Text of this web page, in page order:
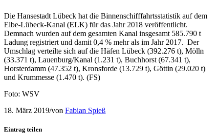
Die Hansestadt Lübeck hat die Binnenschifffahrtsstatistik auf dem
Elbe-Lübeck-Kanal (ELK) für das Jahr 2018 veröffentlicht.
Demnach wurden auf dem gesamten Kanal insgesamt 585.790 t
Ladung registriert und damit 0,4 % mehr als im Jahr 2017. Der
Umschlag verteilte sich auf die Häfen Lübeck (392.276 t), Mölln
(33.371 t), Lauenburg/Kanal (1.231 t), Buchhorst (67.341 t),
Horsterdamm (47.352 t), Kronsforde (13.729 t), Göttin (29.020 t)
und Krummesse (1.470 t). (FS)
Foto: WSV
18. März 2019/von Fabian Spieß
Eintrag teilen